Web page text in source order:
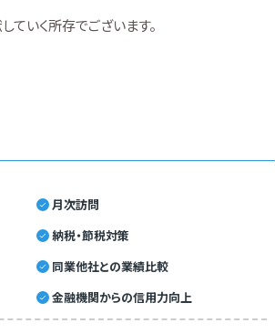
いく所存でございます。
月次訪問
納税・節税対策
同業他社との業績比較
金融機関からの信用力向上